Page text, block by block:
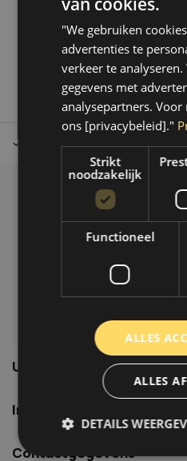
1
Tot 30 dagen retour sturen.
Klantenservice
Veelgestelde vragen
06-39119169
info@autoklusser.nl
Usefull links
Informatie
Contactgegevens
"We gebruiken
advertenties te
verkeer te
gegevens met
analysepartners.
ons [privacybeleid]."
Strikt
noodzakelijk
Functioneel
ALLES
ALLES
DETAILS